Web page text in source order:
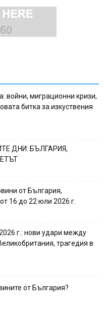
войни, миграционни кризи,
битка за изкуствения
ДНИ: БЪЛГАРИЯ,
от България,
16 до 22 юли 2026 г.
г.: нови удари между
трагедия в
от България?